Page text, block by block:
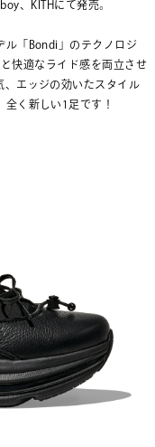
、KITHにて発売。
ル「Bondi」のテクノロジ
快適なライド感を両立させ
、エッジの効いたスタイル
く新しい1足です！